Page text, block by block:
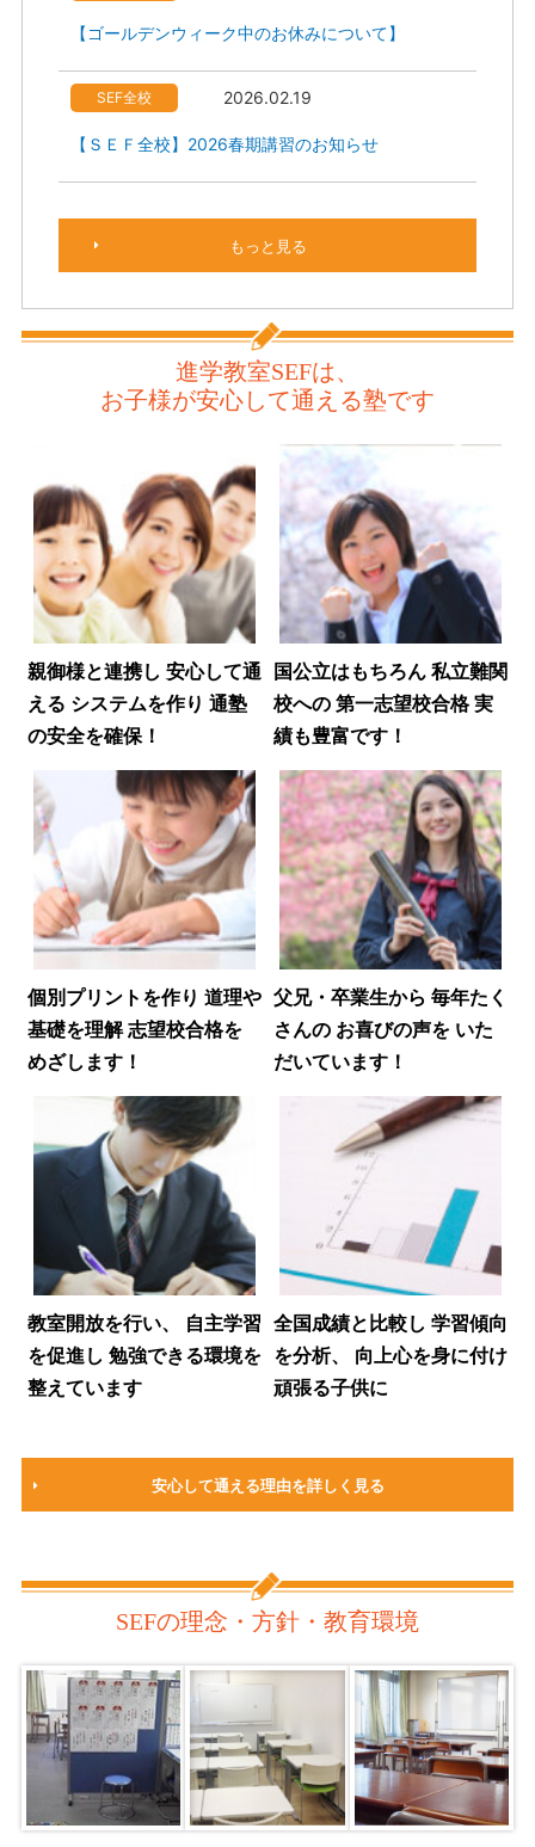
【ゴールデンウィーク中のお休みについて】
SEF全校 2026.02.19
【ＳＥＦ全校】2026春期講習のお知らせ
もっと見る
進学教室SEFは、
お子様が安心して通える塾です
親御様と連携し 安心して通
える システムを作り 通塾
の安全を確保！
国公立はもちろん 私立難関
校への 第一志望校合格実
績も豊富です！
個別プリントを作り 道理や
基礎を理解志望校合格を
めざします！
父兄・卒業生から 毎年たく
さんの お喜びの声を いた
だいています！
教室開放を行い、
自主学習
を促進し 勉強できる環境を
整えています
全国成績と比較し 学習傾向
を分析、
向上心を身に付け
頑張る子供に
安心して通える理由を詳しく見る
SEFの理念・方針・教育環境